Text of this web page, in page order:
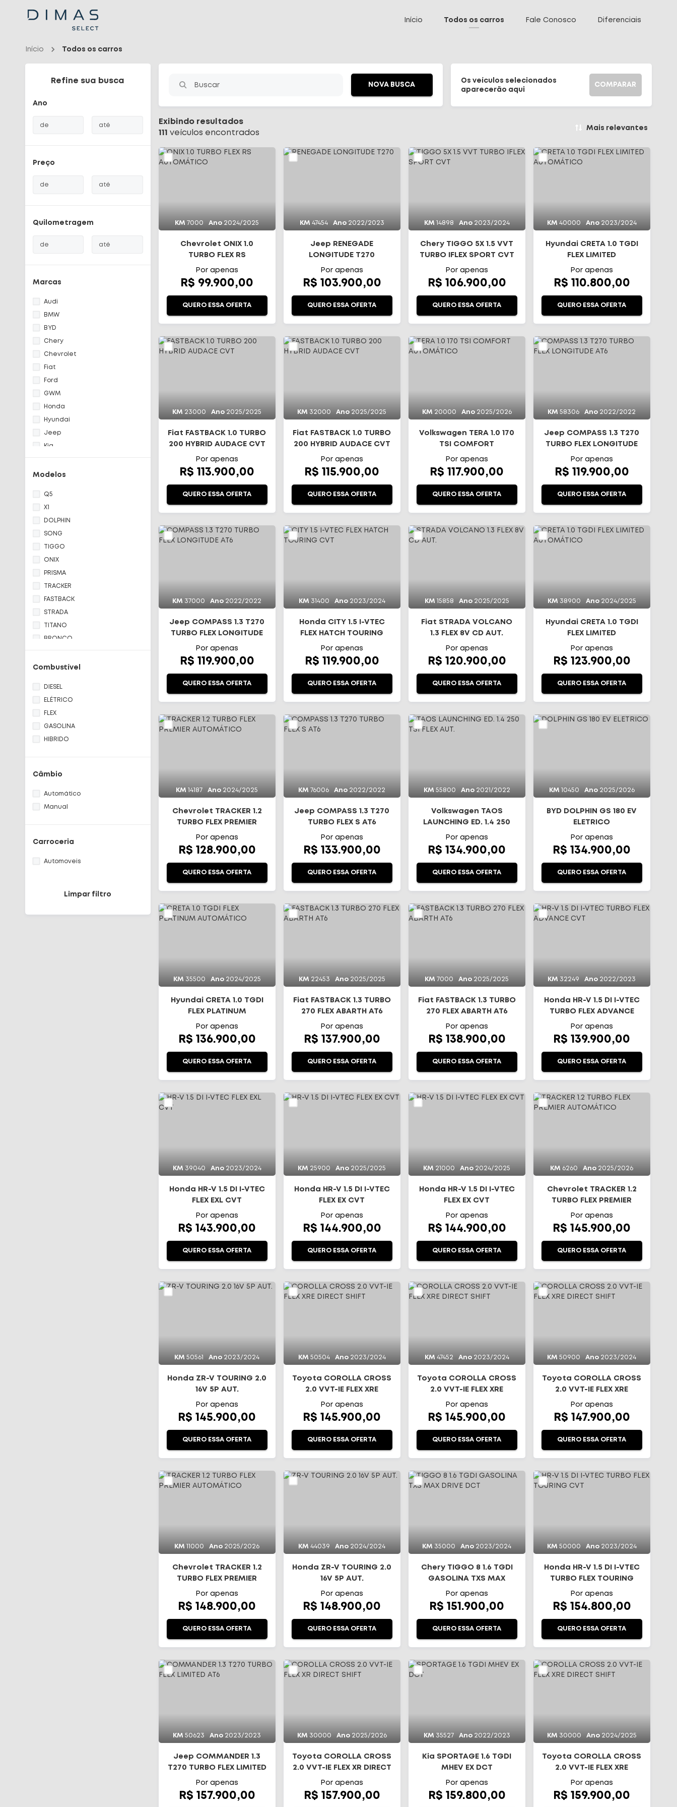
Diferenciais
Telefone
(48) 3113-2010
Início Todos os carros Fale Conosco Diferenciais
Início Todos os carros
Refine sua busca
Ano
de até
Preço
de até
Quilometragem
de até
Marcas
Audi
BMW
BYD
Chery
Chevrolet
Fiat
Ford
GWM
Honda
Hyundai
Jeep
Kia
Mitsubishi
Ram
Modelos
Q5
X1
DOLPHIN
SONG
TIGGO
ONIX
PRISMA
TRACKER
FASTBACK
STRADA
TITANO
BRONCO
TERRITORY
RENEGADE
SPORTAGE
RAMPAGE
TAOS
Combustível
DIESEL
ELÉTRICO
FLEX
GASOLINA
HIBRIDO
Câmbio
Automático
Manual
Carroceria
Automoveis
Limpar filtro
Buscar NOVA BUSCA
Os veículos selecionados
aparecerão aqui
COMPARAR
Exibindo resultados
111 veículos encontrados
Mais relevantes
KM 7000 Ano 2024/2025
Chevrolet ONIX 1.0
TURBO FLEX RS
AUTOMÁTICO
Por apenas
R$ 99.900,00
QUERO ESSA OFERTA
KM 47454 Ano 2022/2023
Jeep RENEGADE
LONGITUDE T270
Por apenas
R$ 103.900,00
QUERO ESSA OFERTA
KM 14898 Ano 2023/2024
Chery TIGGO 5X 1.5 VVT
TURBO IFLEX SPORT CVT
Por apenas
R$ 106.900,00
QUERO ESSA OFERTA
KM 40000 Ano 2023/2024
Hyundai CRETA 1.0 TGDI
FLEX LIMITED
AUTOMÁTICO
Por apenas
R$ 110.800,00
QUERO ESSA OFERTA
KM 23000 Ano 2025/2025
Fiat FASTBACK 1.0 TURBO
200 HYBRID AUDACE CVT
Por apenas
R$ 113.900,00
QUERO ESSA OFERTA
KM 32000 Ano 2025/2025
Fiat FASTBACK 1.0 TURBO
200 HYBRID AUDACE CVT
Por apenas
R$ 115.900,00
QUERO ESSA OFERTA
KM 20000 Ano 2025/2026
Volkswagen TERA 1.0 170
TSI COMFORT
AUTOMÁTICO
Por apenas
R$ 117.900,00
QUERO ESSA OFERTA
KM 58306 Ano 2022/2022
Jeep COMPASS 1.3 T270
TURBO FLEX LONGITUDE
Por apenas
R$ 119.900,00
QUERO ESSA OFERTA
KM 37000 Ano 2022/2022
Jeep COMPASS 1.3 T270
TURBO FLEX LONGITUDE
Por apenas
R$ 119.900,00
QUERO ESSA OFERTA
KM 31400 Ano 2023/2024
Honda CITY 1.5 I-VTEC
FLEX HATCH TOURING
Por apenas
R$ 119.900,00
QUERO ESSA OFERTA
KM 15858 Ano 2025/2025
Fiat STRADA VOLCANO
1.3 FLEX 8V CD AUT.
Por apenas
R$ 120.900,00
QUERO ESSA OFERTA
KM 38900 Ano 2024/2025
Hyundai CRETA 1.0 TGDI
FLEX LIMITED
AUTOMÁTICO
Por apenas
R$ 123.900,00
QUERO ESSA OFERTA
KM 14187 Ano 2024/2025
Chevrolet TRACKER 1.2
TURBO FLEX PREMIER
AUTOMÁTICO
Por apenas
R$ 128.900,00
QUERO ESSA OFERTA
KM 76006 Ano 2022/2022
Jeep COMPASS 1.3 T270
TURBO FLEX S AT6
Por apenas
R$ 133.900,00
QUERO ESSA OFERTA
KM 55800 Ano 2021/2022
Volkswagen TAOS
LAUNCHING ED. 1.4 250
TSI FLEX AUT.
Por apenas
R$ 134.900,00
QUERO ESSA OFERTA
KM 10450 Ano 2025/2026
BYD DOLPHIN GS 180 EV
ELETRICO
Por apenas
R$ 134.900,00
QUERO ESSA OFERTA
KM 35500 Ano 2024/2025
Hyundai CRETA 1.0 TGDI
FLEX PLATINUM
AUTOMÁTICO
Por apenas
R$ 136.900,00
QUERO ESSA OFERTA
KM 22453 Ano 2025/2025
Fiat FASTBACK 1.3 TURBO
270 FLEX ABARTH AT6
Por apenas
R$ 137.900,00
QUERO ESSA OFERTA
KM 7000 Ano 2025/2025
Fiat FASTBACK 1.3 TURBO
270 FLEX ABARTH AT6
Por apenas
R$ 138.900,00
QUERO ESSA OFERTA
KM 32249 Ano 2022/2023
Honda HR-V 1.5 DI I-VTEC
TURBO FLEX ADVANCE
Por apenas
R$ 139.900,00
QUERO ESSA OFERTA
KM 39040 Ano 2023/2024
Honda HR-V 1.5 DI I-VTEC
FLEX EXL CVT
Por apenas
R$ 143.900,00
QUERO ESSA OFERTA
KM 25900 Ano 2025/2025
Honda HR-V 1.5 DI I-VTEC
FLEX EX CVT
Por apenas
R$ 144.900,00
QUERO ESSA OFERTA
KM 21000 Ano 2024/2025
Honda HR-V 1.5 DI I-VTEC
FLEX EX CVT
Por apenas
R$ 144.900,00
QUERO ESSA OFERTA
KM 6260 Ano 2025/2026
Chevrolet TRACKER 1.2
TURBO FLEX PREMIER
AUTOMÁTICO
Por apenas
R$ 145.900,00
QUERO ESSA OFERTA
KM 50561 Ano 2023/2024
Honda ZR-V TOURING 2.0
16V 5P AUT.
Por apenas
R$ 145.900,00
QUERO ESSA OFERTA
KM 50504 Ano 2023/2024
Toyota COROLLA CROSS
2.0 VVT-IE FLEX XRE
DIRECT SHIFT
Por apenas
R$ 145.900,00
QUERO ESSA OFERTA
KM 47452 Ano 2023/2024
Toyota COROLLA CROSS
2.0 VVT-IE FLEX XRE
DIRECT SHIFT
Por apenas
R$ 145.900,00
QUERO ESSA OFERTA
KM 50900 Ano 2023/2024
Toyota COROLLA CROSS
2.0 VVT-IE FLEX XRE
DIRECT SHIFT
Por apenas
R$ 147.900,00
QUERO ESSA OFERTA
KM 11000 Ano 2025/2026
Chevrolet TRACKER 1.2
TURBO FLEX PREMIER
AUTOMÁTICO
Por apenas
R$ 148.900,00
QUERO ESSA OFERTA
KM 44039 Ano 2024/2024
Honda ZR-V TOURING 2.0
16V 5P AUT.
Por apenas
R$ 148.900,00
QUERO ESSA OFERTA
KM 35000 Ano 2023/2024
Chery TIGGO 8 1.6 TGDI
GASOLINA TXS MAX
DRIVE DCT
Por apenas
R$ 151.900,00
QUERO ESSA OFERTA
KM 50000 Ano 2023/2024
Honda HR-V 1.5 DI I-VTEC
TURBO FLEX TOURING
Por apenas
R$ 154.800,00
QUERO ESSA OFERTA
KM 50623 Ano 2023/2023
Jeep COMMANDER 1.3
T270 TURBO FLEX LIMITED
Por apenas
R$ 157.900,00
KM 30000 Ano 2025/2026
Toyota COROLLA CROSS
2.0 VVT-IE FLEX XR DIRECT
Por apenas
R$ 157.900,00
KM 35527 Ano 2022/2023
Kia SPORTAGE 1.6 TGDI
MHEV EX DCT
Por apenas
R$ 159.800,00
KM 30000 Ano 2024/2025
Toyota COROLLA CROSS
2.0 VVT-IE FLEX XRE
DIRECT SHIFT
Por apenas
R$ 159.900,00